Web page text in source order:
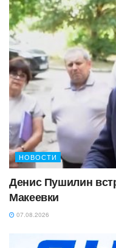
НОВОСТИ
Денис Пушилин
Макеевки
07.08.2026